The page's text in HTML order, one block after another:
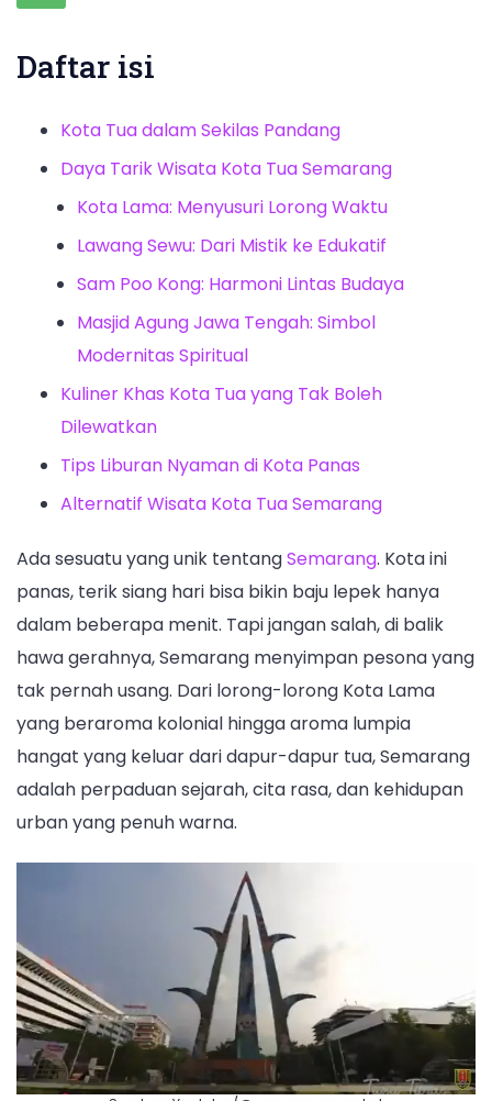
Daftar isi
Kota Tua dalam Sekilas Pandang
Daya Tarik Wisata Kota Tua Semarang
Kota Lama: Menyusuri Lorong Waktu
Lawang Sewu: Dari Mistik ke Edukatif
Sam Poo Kong: Harmoni Lintas Budaya
Masjid Agung Jawa Tengah: Simbol
Modernitas Spiritual
Kuliner Khas Kota Tua yang Tak Boleh
Dilewatkan
Tips Liburan Nyaman di Kota Panas
Alternatif Wisata Kota Tua Semarang
Ada sesuatu yang unik tentangSemarang. Kota ini
panas, terik siang hari bisa bikin baju lepek hanya
dalam beberapa menit. Tapi jangan salah, di balik
hawa gerahnya, Semarang menyimpan pesona yang
tak pernah usang. Dari lorong-lorong Kota Lama
yang beraroma kolonial hingga aroma lumpia
hangat yang keluar dari dapur-dapur tua, Semarang
adalah perpaduan sejarah, cita rasa, dan kehidupan
urban yang penuh warna.